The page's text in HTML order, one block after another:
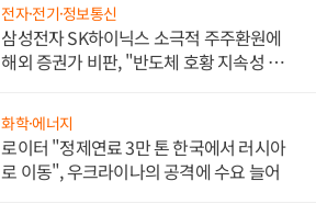
전자·전기·정보통신
삼성전자 SK하이닉스 소극적 주주환원에
해외 증권가 비판, "반도체 호황 지속성 의
화학·에너지
로이터 "정제연료 3만 톤 한국에서 러시아
로 이동", 우크라이나의 공격에 수요 늘어